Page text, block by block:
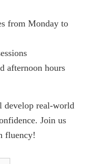
from Monday to
afternoon hours
develop real-world
Join us
fluency!